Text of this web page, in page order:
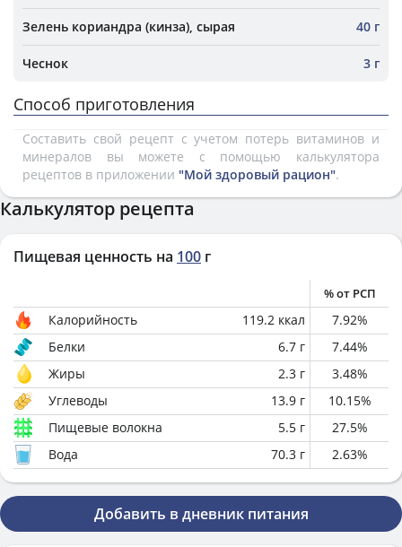
Зелень кориандра (кинза), сырая 40 г
Чеснок 3 г
Способ приготовления
Составить свой рецепт с учетом потерь витаминов и
минералов вы можете с помощью калькулятора
рецептов в приложении "Мой здоровый рацион".
Калькулятор рецепта
Пищевая ценность на 100 г
% от РСП
Калорийность 119.2 ккал 7.92%
Белки
6.7 г 7.44%
Жиры
2.3 г 3.48%
Углеводы
13.9 г 10.15%
Пищевые волокна
5.5 г 27.5%
Вода
70.3 г 2.63%
Добавить в дневник питания